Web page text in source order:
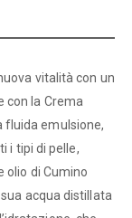
vitalità con un
con la Crema
fluida emulsione,
i tipi di pelle,
olio di Cumino
acqua distillata